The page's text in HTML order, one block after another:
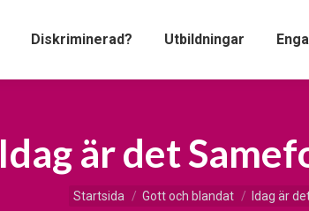
Diskriminerad? Utbildningar
Idag är det
Du är här:
Startsida Gott och blandat Idag är